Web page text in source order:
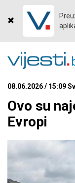
08.06.2026 / 15:09
Ovo su
Evropi